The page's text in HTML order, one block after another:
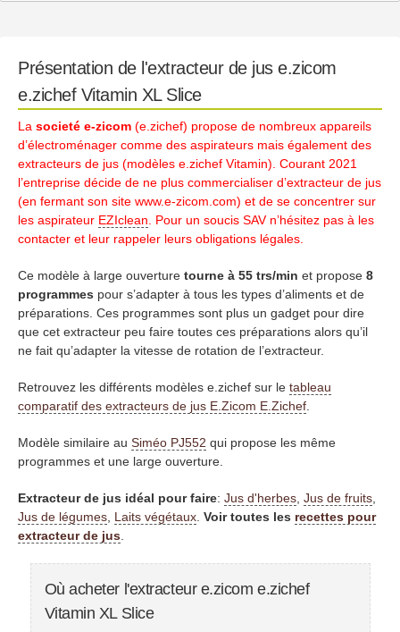
Présentation de l'extracteur de jus e.zicom
e.zichef Vitamin XL Slice
La societé e-zicom (e.zichef) propose de nombreux appareils
d’électroménager comme des aspirateurs mais également des
extracteurs de jus (modèles e.zichef Vitamin). Courant 2021
l’entreprise décide de ne plus commercialiser d’extracteur de jus
(en fermant son site www.e-zicom.com) et de se concentrer sur
les aspirateur EZIclean . Pour un soucis SAV n’hésitez pas à les
contacter et leur rappeler leurs obligations légales.
Ce modèle à large ouverture tourne à 55 trs/min et propose 8
programmes pour s’adapter à tous les types d’aliments et de
préparations. Ces programmes sont plus un gadget pour dire
que cet extracteur peu faire toutes ces préparations alors qu’il
ne fait qu’adapter la vitesse de rotation de l’extracteur.
Retrouvez les différents modèles e.zichef sur le tableau
comparatif des extracteurs de jus E.Zicom E.Zichef
Modèle similaire au Siméo PJ552 qui propose les même
programmes et une large ouverture.
Extracteur de jus idéal pour faire: Jus d'herbes Jus de fruits
Jus de légumes Laits végétaux Voir toutes les recettes pour
extracteur de jus
Où acheter l'extracteur e.zicom e.zichef
Vitamin XL Slice